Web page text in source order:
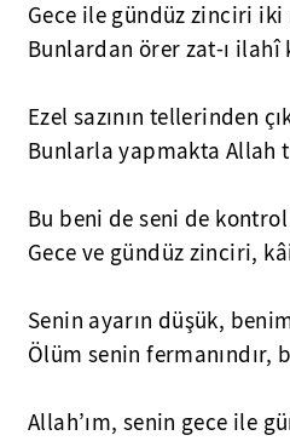
Gece ile gündüz zinciri
Bunlardan örer zat-ı ilahî
Ezel sazının tellerinden
Bunlarla yapmakta Allah
Bu beni de seni de
Gece ve gündüz zinciri,
Senin ayarın düşük,
Ölüm senin fermanındır,
Allah’ım, senin gece ile